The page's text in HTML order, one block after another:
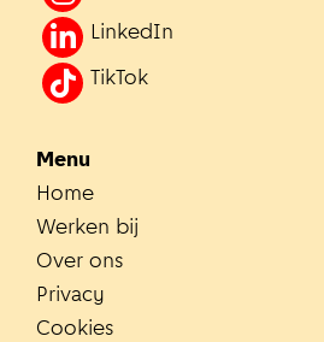
LinkedIn
TikTok
Menu
Home
Werken bij
Over ons
Privacy
Cookies